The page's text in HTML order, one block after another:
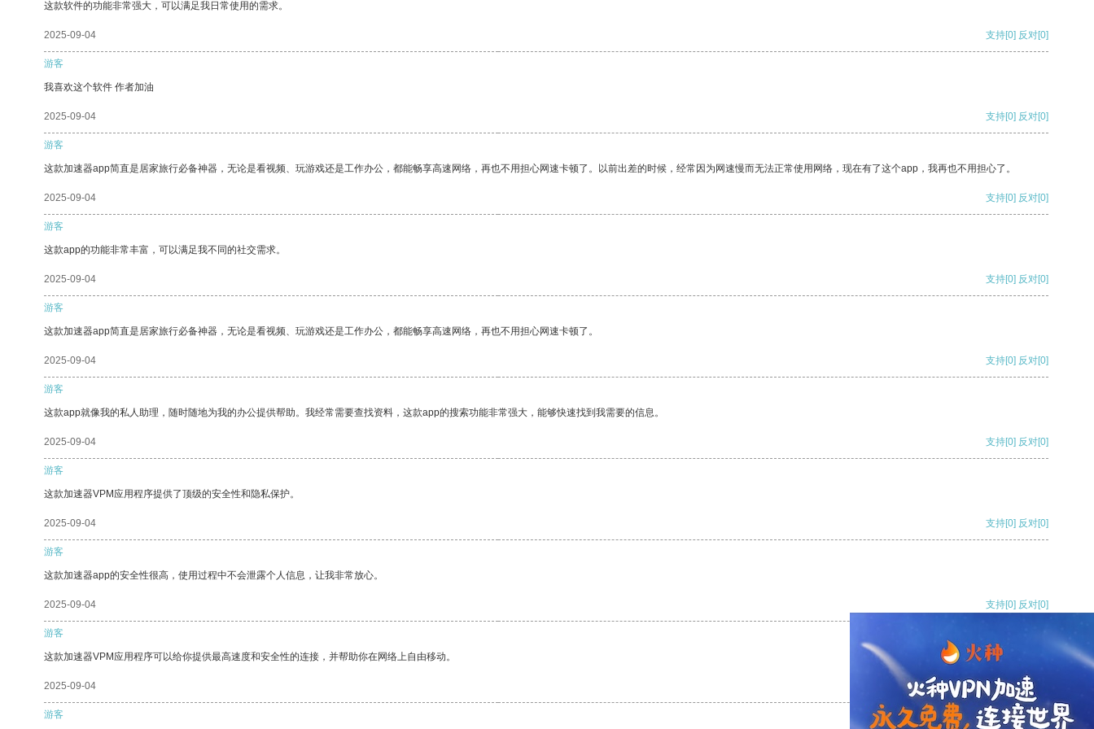
这款软件的功能非常强大，可以满足我日常使用的需求。
2025-09-04 支持[0] 反对[0]
游客
我喜欢这个软件 作者加油
2025-09-04 支持[0] 反对[0]
游客
这款加速器app简直是居家旅行必备神器，无论是看视频、玩游戏还是工作办公，都能畅享高速网络，再也不用担心网速卡顿了。以前出差的时候，经常因为网速慢而无法正常使用网络，现在有了这个app，我再也不用担心了。
2025-09-04 支持[0] 反对[0]
游客
这款app的功能非常丰富，可以满足我不同的社交需求。
2025-09-04 支持[0] 反对[0]
游客
这款加速器app简直是居家旅行必备神器，无论是看视频、玩游戏还是工作办公，都能畅享高速网络，再也不用担心网速卡顿了。
2025-09-04 支持[0] 反对[0]
游客
这款app就像我的私人助理，随时随地为我的办公提供帮助。我经常需要查找资料，这款app的搜索功能非常强大，能够快速找到我需要的信息。
2025-09-04 支持[0] 反对[0]
游客
这款加速器VPM应用程序提供了顶级的安全性和隐私保护。
2025-09-04 支持[0] 反对[0]
游客
这款加速器app的安全性很高，使用过程中不会泄露个人信息，让我非常放心。
2025-09-04 支持[0] 反对[0]
游客
这款加速器VPM应用程序可以给你提供最高速度和安全性的连接，并帮助你在网络上自由移动。
2025-09-04 支持[0] 反对
游客